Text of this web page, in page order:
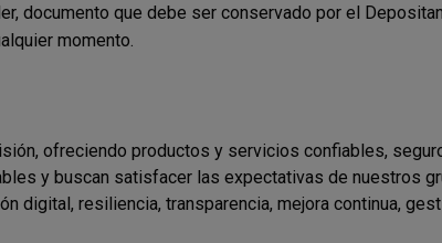
documento que debe ser conservado por el
momento.
ofreciendo productos y servicios confiables,
y buscan satisfacer las expectativas de nuestros
digital, resiliencia, transparencia, mejora continua,